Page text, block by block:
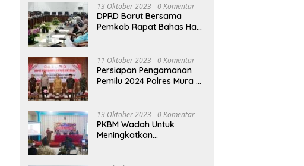
13 Oktober 2023 0 Komentar
DPRD Barut Bersama
Pemkab Rapat Bahas Hasil
Perubahan 2023
11 Oktober 2023 0 Komentar
Persiapan Pengamanan
Pemilu 2024 Polres Mura
13 Oktober 2023 0 Komentar
PKBM Wadah Untuk
Meningkatkan